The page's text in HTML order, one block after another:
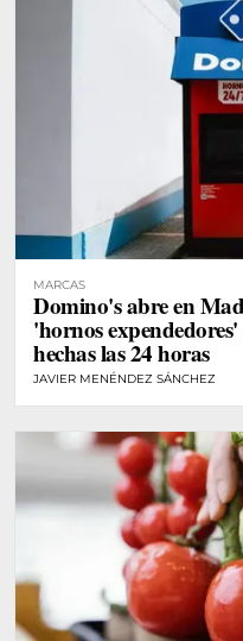
MARCAS
Domino's abre en
'hornos
hechas las 24 horas
JAVIER MENÉNDEZ SÁNCHEZ